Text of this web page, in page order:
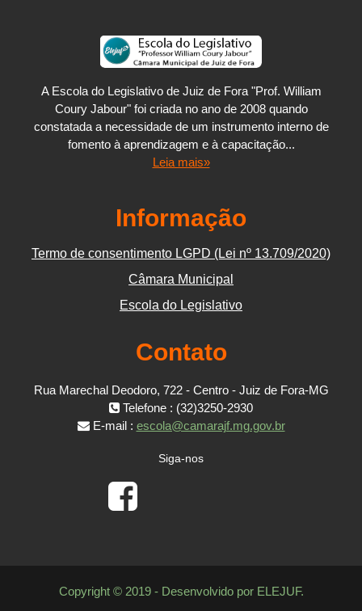
A Escola do Legislativo de Juiz de Fora "Prof. William
Coury Jabour" foi criada no ano de 2008 quando
constatada a necessidade de um instrumento interno de
fomento à aprendizagem e à capacitação...
Leia mais»
Informação
Termo de consentimento LGPD (Lei nº 13.709/2020)
Câmara Municipal
Escola do Legislativo
Contato
Rua Marechal Deodoro, 722 - Centro - Juiz de Fora-MG
Telefone : (32)3250-2930
E-mail : escola@camarajf.mg.gov.br
Siga-nos
Copyright © 2019 - Desenvolvido por ELEJUF.